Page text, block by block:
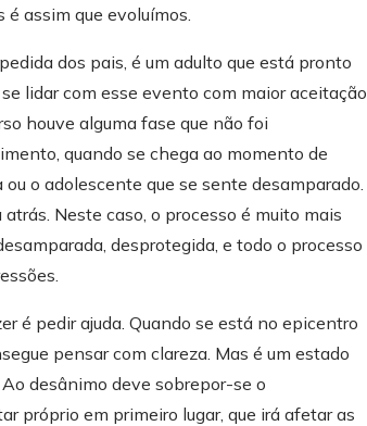
assim que evoluímos.
dos pais, é um adulto que está pronto
lidar com esse evento com maior aceitação
houve alguma fase que não foi
quando se chega ao momento de
o adolescente que se sente desamparado.
Neste caso, o processo é muito mais
desprotegida, e todo o processo
é pedir ajuda. Quando se está no epicentro
pensar com clareza. Mas é um estado
desânimo deve sobrepor-se o
próprio em primeiro lugar, que irá afetar as
+ Subscribe Now
facilidade de empatizar, com muita
sem me conhecerem, “desabafavam” e
uma ferramenta, poderia ajudar melhor
me fazia, e voltei às leituras do Dr. Brian
seria esse. Iniciei a formação, muito
aquisição desse conhecimento, crescia